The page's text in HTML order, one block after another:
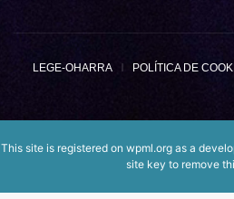
LEGE-OHARRA
POLÍTICA DE
This site is registered on wpml.org as a
site key to remove